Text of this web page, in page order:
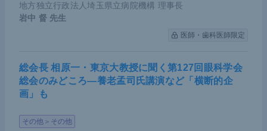
地方独立行政法人埼玉県立病院機構 理事長
岩中 督 先生
医師・歯科医師限定
総会長 相原一・東京大教授に聞く第127回眼科学会
総会のみどころ―養老孟司氏講演など「横断的企
画」も
その他＞その他